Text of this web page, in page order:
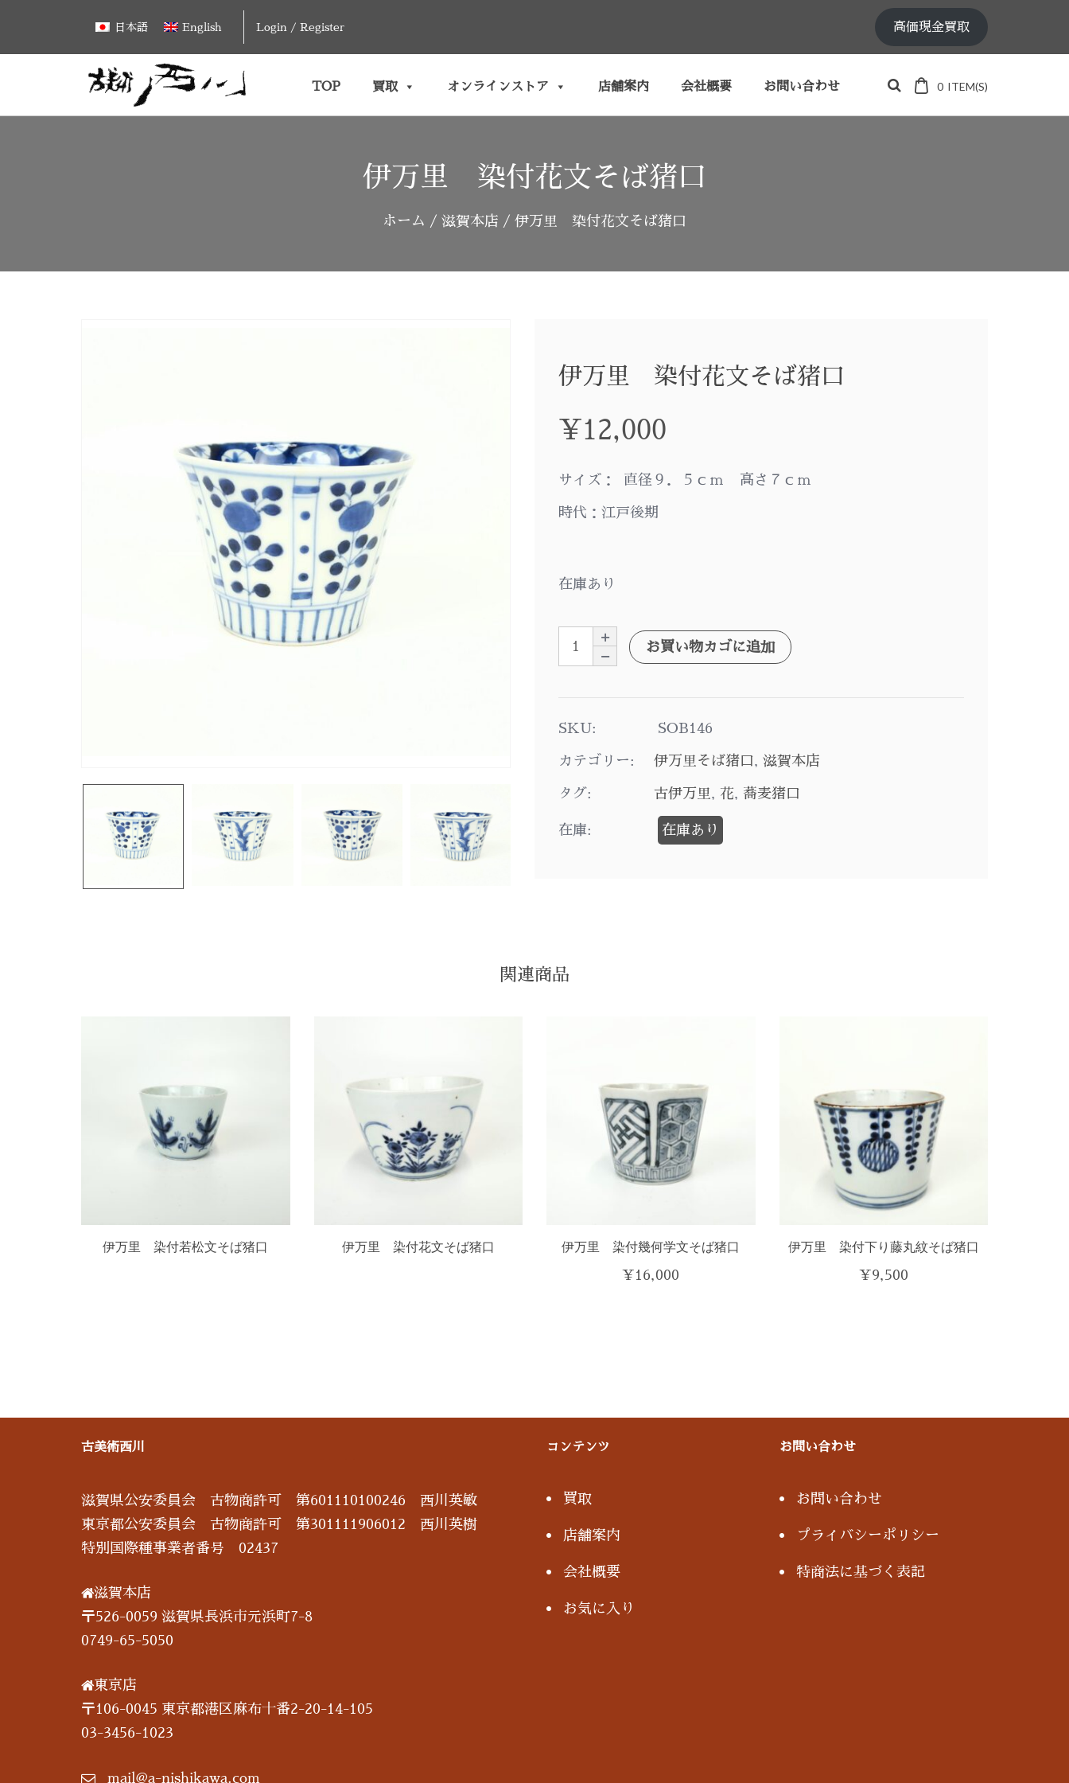
content
日本語 English Login / Register 高価現金買取
TOP 買取 オンラインストア 店舗案内 会社概要 お問い合わせ 0 ITEM(S)
伊万里 染付花文そば猪口
ホーム / 滋賀本店 / 伊万里 染付花文そば猪口
伊万里 染付花文そば猪口
¥12,000
サイズ： 直径９．５ｃｍ 高さ７ｃｍ
時代：江戸後期
在庫あり
お買い物カゴに追加
SKU: SOB146
カテゴリー: 伊万里そば猪口 滋賀本店
タグ: 古伊万里 花 蕎麦猪口
在庫: 在庫あり
関連商品
伊万里 染付若松文そば猪口 伊万里 染付花文そば猪口 伊万里 染付幾何学文そば猪口
¥16,000
伊万里 染付下り藤丸紋そば猪口
¥9,500
古美術西川
滋賀県公安委員会 古物商許可 第601110100246 西川英敏
東京都公安委員会 古物商許可 第301111906012 西川英樹
特別国際種事業者番号 02437
滋賀本店
〒526-0059 滋賀県長浜市元浜町7-8
0749-65-5050
東京店
〒106-0045 東京都港区麻布十番2-20-14-105
03-3456-1023
mail@a-nishikawa.com
コンテンツ
買取
店舗案内
会社概要
お気に入り
お問い合わせ
お問い合わせ
プライバシーポリシー
特商法に基づく表記